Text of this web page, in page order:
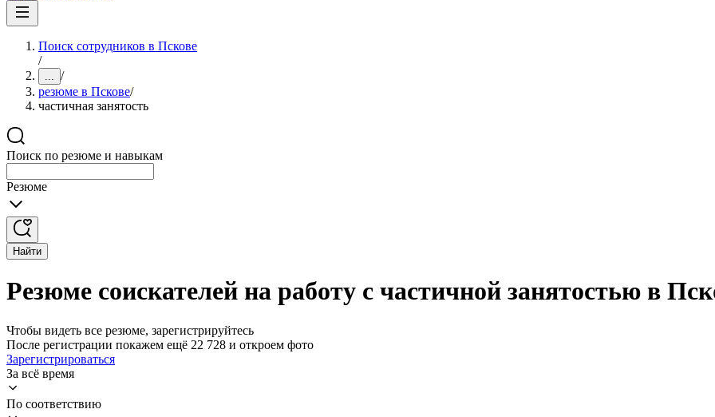
Поиск сотрудников в Пскове
/
... /
резюме в Пскове/
частичная занятость
Поиск по резюме и навыкам
Резюме
Найти
Резюме соискателей на работу с частичной занятостью в
Чтобы видеть все резюме, зарегистрируйтесь
После регистрации покажем ещё 22 728 и откроем фото
Зарегистрироваться
За всё время
По соответствию